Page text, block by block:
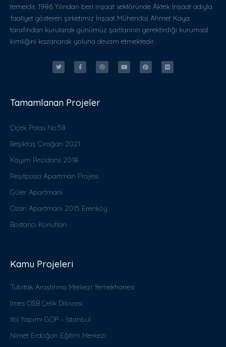
temeldir. 1986 Yılından beri inşaat sektöründe Aktek İnşaat adıyla
faaliyet gösteren şirketimiz İnşaat Mühendisi Ahmet Kaya
tarafından kurularak günümüz şartlarının gerektirdiği kurumsal
kimliğini kazanarak yoluna devam etmektedir.
Tamamlanan Projeler
Çiçek Palas No:58
Beşiktaş Çırağan 2021
Kayım Rezidans 2018
Reşitpaşa Apartman Projesi
Güler Apartmanı
Ozan Apartmanı 2015 Erenköy
Bostancı Konutları
Kamu Projeleri
Tubitak Araştırma Merkezi Yemekhanesi
İmes OSB Çelik Dilovası
Yol Yapımı GOP – İstanbul
Nimet Erdoğan Eğitim Merkezi